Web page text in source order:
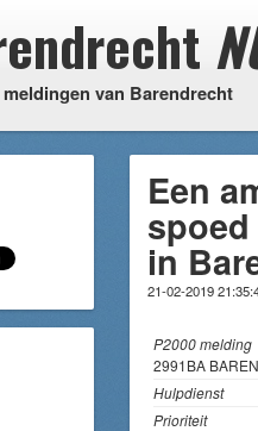
van Barendrecht
Een
in
21-02-2019
P2000 melding
2991BA
Hulpdienst
Prioriteit